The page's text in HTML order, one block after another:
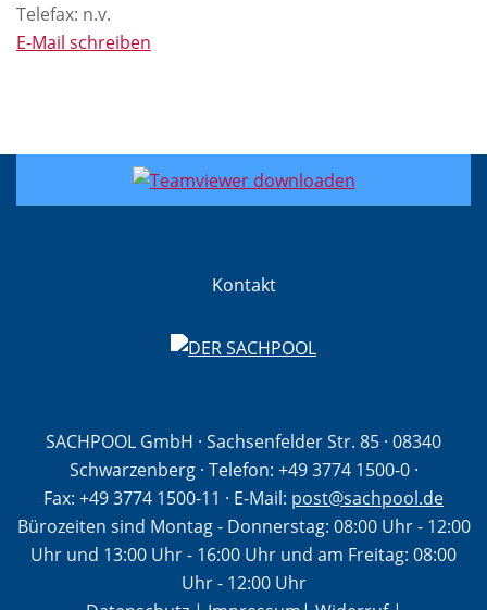
Telefax: n.v.
E-Mail schreiben
Kontakt
SACHPOOL GmbH · Sachsenfelder Str. 85 · 08340
Schwarzenberg · Telefon: +49 3774 1500-0·
Fax: +49 3774 1500-11 · E-Mail: post@sachpool.de
Bürozeiten sind Montag - Donnerstag: 08:00 Uhr - 12:00
Uhr und 13:00 Uhr - 16:00 Uhr und am Freitag: 08:00
Uhr - 12:00 Uhr